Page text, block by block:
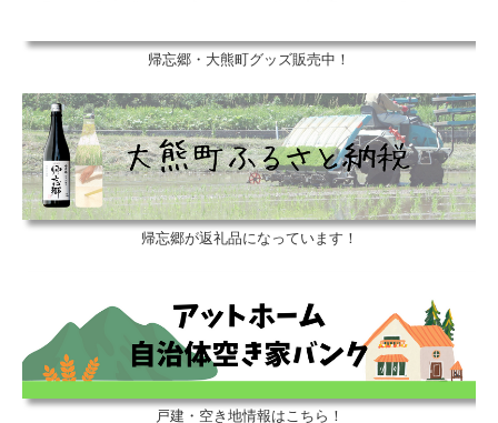
（終了）秋の坂下ダムウォーキング2025
帰忘郷・大熊町グッズ販売中！
帰忘郷が返礼品になっています！
戸建・空き地情報はこちら！